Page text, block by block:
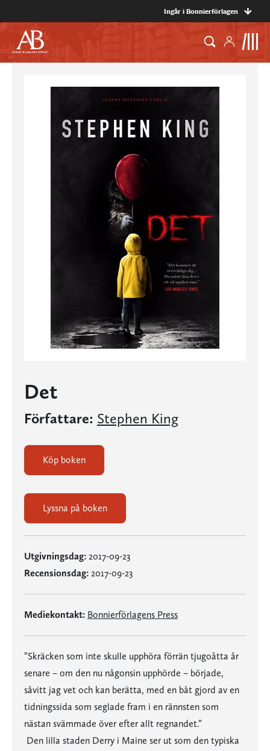
Ingår i Bonnierförlagen
Det
Författare: Stephen King
Köp boken
Lyssna på boken
Utgivningsdag: 2017-09-23
Recensionsdag: 2017-09-23
Mediekontakt: Bonnierförlagens Press
”Skräcken som inte skulle upphöra förrän tjugoåtta år
senare – om den nu någonsin upphörde – började,
såvitt jag vet och kan berätta, med en båt gjord av en
tidningssida som seglade fram i en rännsten som
nästan svämmade över efter allt regnandet.”
Den lilla staden Derry i Maine ser ut som den typiska